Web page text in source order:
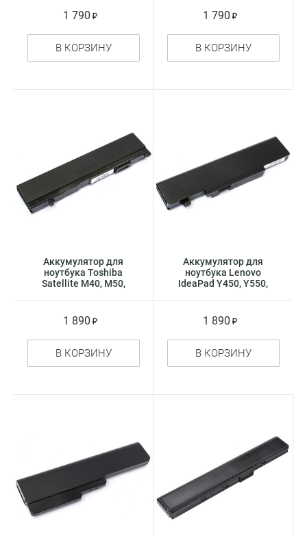
(4cell)
1 790
В КОРЗИНУ
1 790
В КОРЗИНУ
Аккумулятор для
ноутбука Toshiba
Satellite M40, M50,
1 890
В КОРЗИНУ
Аккумулятор для
ноутбука Lenovo
IdeaPad Y450, Y550,
1 890
В КОРЗИНУ